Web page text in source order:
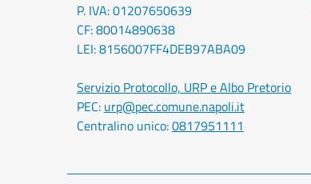
P. IVA: 01207650639
CF: 80014890638
LEI: 8156007FF4DEB97ABA09
Servizio Protocollo, URP e Albo Pretorio
PEC: urp@pec.comune.napoli.it
Centralino unico:0817951111